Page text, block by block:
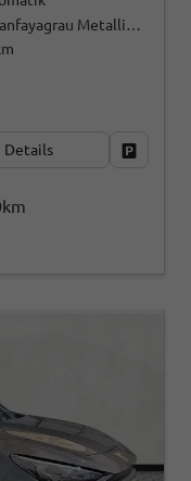
Timanfayagrau Metallic (N7)
Details